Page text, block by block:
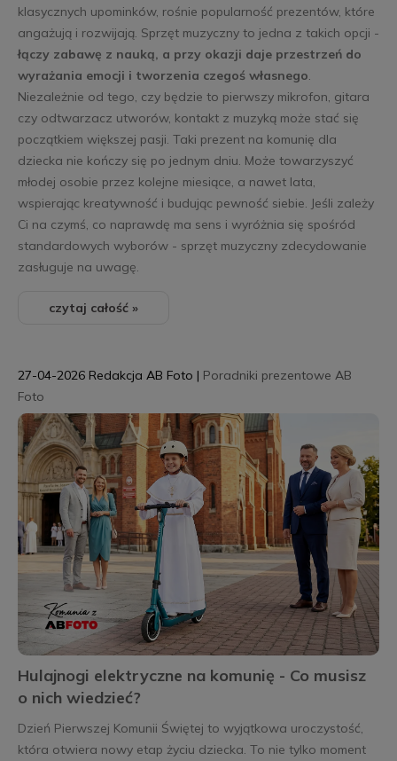
klasycznych upominków, rośnie popularność prezentów, które
angażują i rozwijają. Sprzęt muzyczny to jedna z takich opcji -
łączy zabawę z nauką, a przy okazji daje przestrzeń do
wyrażania emocji i tworzenia czegoś własnego.
Niezależnie od tego, czy będzie to pierwszy mikrofon, gitara
czy odtwarzacz utworów, kontakt z muzyką może stać się
początkiem większej pasji. Taki prezent na komunię dla
dziecka nie kończy się po jednym dniu. Może towarzyszyć
młodej osobie przez kolejne miesiące, a nawet lata,
wspierając kreatywność i budując pewność siebie. Jeśli zależy
Ci na czymś, co naprawdę ma sens i wyróżnia się spośród
standardowych wyborów - sprzęt muzyczny zdecydowanie
zasługuje na uwagę.
czytaj całość »
Hulajnogi elektryczne na komunię - Co musisz
o nich wiedzieć?
27-04-2026 Redakcja AB Foto | Poradniki prezentowe AB
Foto
Dzień Pierwszej Komunii Świętej to wyjątkowa uroczystość,
która otwiera nowy etap życiu dziecka. To nie tylko moment